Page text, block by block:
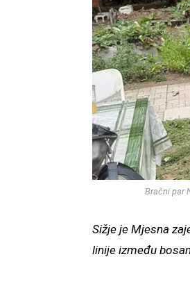
Bračni par
Sižje je Mjesna
linije između